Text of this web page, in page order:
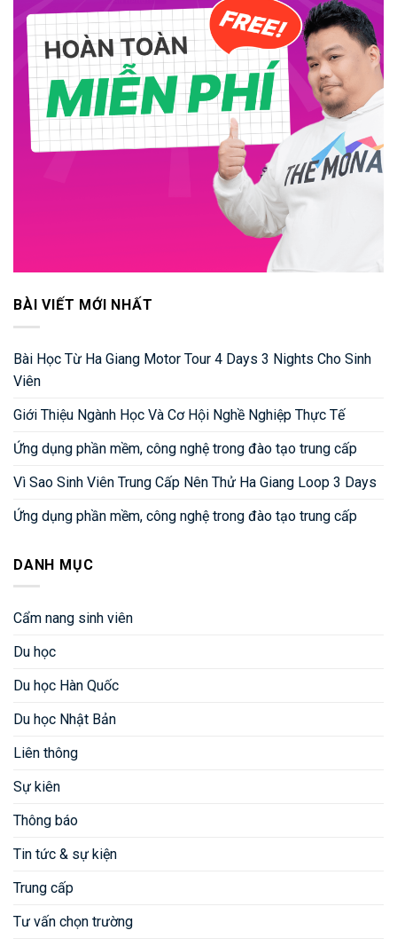
BÀI VIẾT MỚI NHẤT
Bài Học Từ Ha Giang Motor Tour 4 Days 3 Nights Cho Sinh
Viên
Giới Thiệu Ngành Học Và Cơ Hội Nghề Nghiệp Thực Tế
Ứng dụng phần mềm, công nghệ trong đào tạo trung cấp
Vì Sao Sinh Viên Trung Cấp Nên Thử Ha Giang Loop 3 Days
Ứng dụng phần mềm, công nghệ trong đào tạo trung cấp
DANH MỤC
Cẩm nang sinh viên
Du học
Du học Hàn Quốc
Du học Nhật Bản
Liên thông
Sự kiên
Thông báo
Tin tức & sự kiện
Trung cấp
Tư vấn chọn trường